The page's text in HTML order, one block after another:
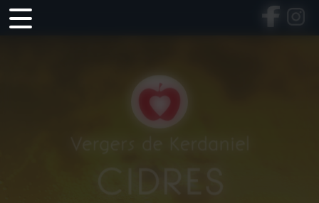
Panneau de gestion des cookies